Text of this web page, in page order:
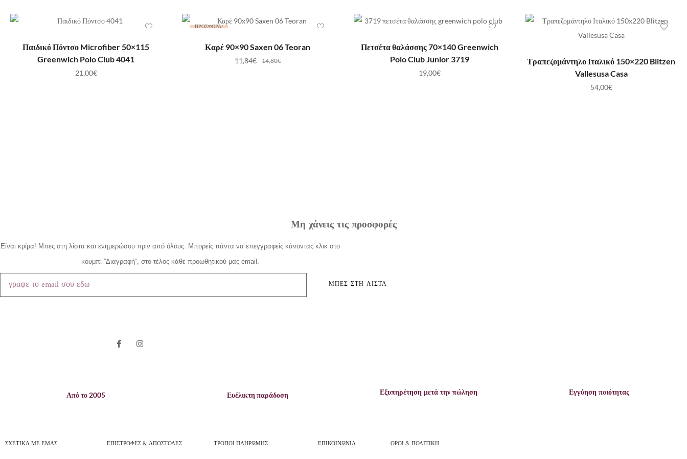
ΠΡΟΣΘΉΚΗ ΣΤΟ ΚΑΛΆΘΙ
Παιδικό Πόντσο Microfiber 50×115
Greenwich Polo Club 4041
21,00€
ΠΡΟΣΦΟΡΆ!
ΠΡΟΣΘΉΚΗ ΣΤΟ ΚΑΛΆΘΙ
Καρέ 90×90 Saxen 06 Teoran
14,80€
11,84€
ΠΡΟΣΘΉΚΗ ΣΤΟ ΚΑΛΆΘΙ
Πετσέτα θαλάσσης 70×140 Greenwich
Polo Club Junior 3719
19,00€
ΠΡΟΣΘΉΚΗ ΣΤΟ ΚΑΛΆΘΙ
Τραπεζομάντηλο Ιταλικό 150×220 Blitzen
Vallesusa Casa
54,00€
Μη χάνεις τις προσφορές
Είναι κρίμα! Μπες στη λίστα και ενημερώσου πριν από όλους.
Μπορείς πάντα να επεγγραφείς κάνοντας κλικ στο
κουμπί ”Διαγραφή”, στο τέλος κάθε προωθητικού μας email.
ΜΠΕΣ ΣΤΗ ΛΙΣΤΑ
Από το 2005 Ευέλικτη παράδοση Εξυπηρέτηση μετά την πώληση Εγγύηση ποιότητας
ΣΧΕΤΙΚΑ ΜΕ ΕΜΑΣ ΕΠΙΣΤΡΟΦΕΣ & ΑΠΟΣΤΟΛΕΣ ΤΡΟΠΟΙ ΠΛΗΡΩΜΗΣ ΕΠΙΚΟΙΝΩΝΙΑ ΟΡΟΙ & ΠΟΛΙΤΙΚΗ